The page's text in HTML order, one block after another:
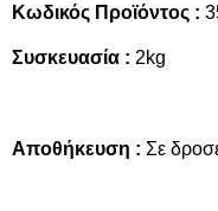
Κωδικός Προϊόντος :
Συσκευασία : 2kg
Αποθήκευση : Σε